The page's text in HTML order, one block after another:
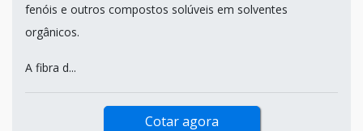
fenóis e outros compostos solúveis em solventes
orgânicos.
A fibra d...
Cotar agora